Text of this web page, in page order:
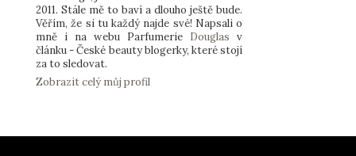
2011. Stále mě to baví a dlouho ještě bude.
Věřím, že si tu každý najde své! Napsali o
mně i na webu Parfumerie Douglas v
článku - České beauty blogerky, které stojí
za to sledovat.
Zobrazit celý můj profil